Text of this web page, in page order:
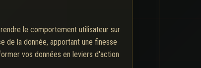
le comportement utilisateur sur
de la donnée, apportant une finesse
vos données en leviers d'action